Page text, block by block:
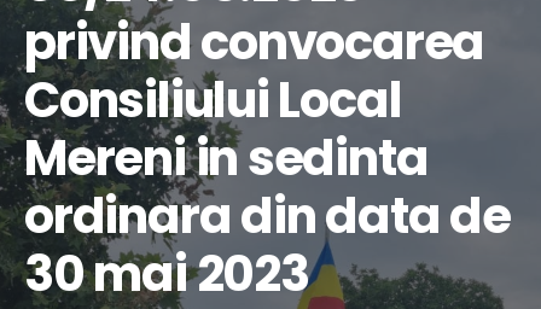
privind convocarea
Consiliului Local
Mereni in sedinta
ordinara din data de
30 mai 2023